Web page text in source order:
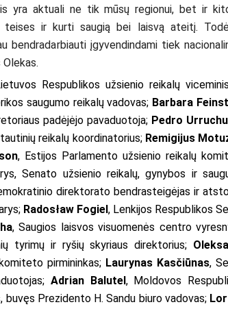
yra aktuali ne tik mūsų regionui, bet ir
teises ir kurti saugią bei laisvą ateitį.
bendradarbiauti įgyvendindami tiek
Respublikos užsienio reikalų
saugumo reikalų vadovas; Barbara
padėjėjo pavaduotoja; Pedro
reikalų koordinatorius; Remigijus
, Estijos Parlamento užsienio reikalų
Senato užsienio reikalų, gynybos ir
direktorato bendrasteigėjas ir
Radosław Fogiel , Lenkijos Respublikos
, Saugios laisvos visuomenės centro
tyrimų ir ryšių skyriaus direktorius;
pirmininkas; Laurynas Kasčiūnas,
Adrian Balutel , Moldovos
Prezidento H. Sandu biuro vadovas;